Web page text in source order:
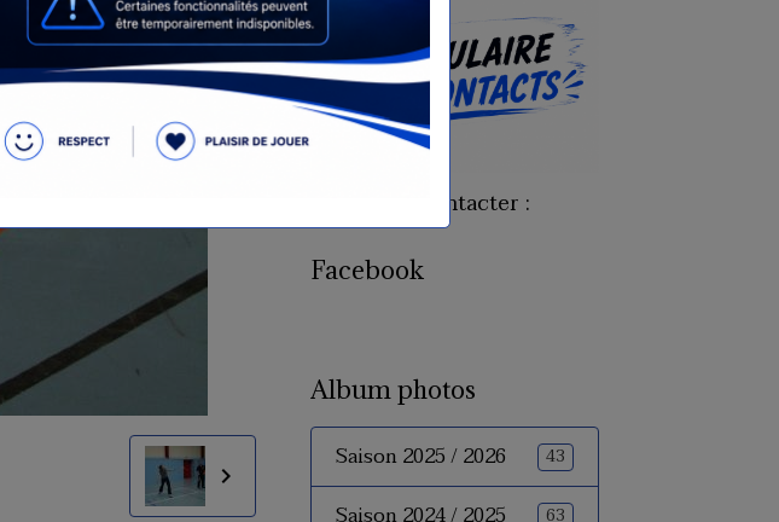
Pour nous contacter :
Facebook
Album photos
Saison 2025 / 2026 43
63